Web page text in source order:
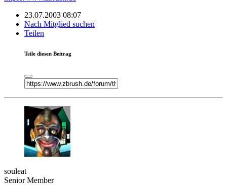
23.07.2003 08:07
Nach Mitglied suchen
Teilen
Teile diesen Beitrag
souleat
Senior Member